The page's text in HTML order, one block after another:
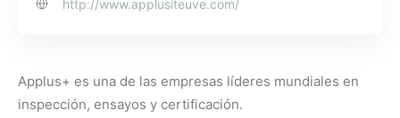
http://www.applusiteuve.com/
Applus+ es una de las empresas líderes mundiales en
inspección, ensayos y certificación.